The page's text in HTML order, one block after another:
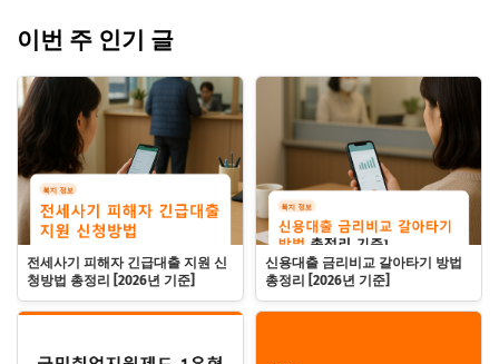
이번 주 인기 글
전세사기 피해자 긴급대출 지원 신
청방법 총정리 [2026년 기준]
신용대출 금리비교 갈아타기 방법
총정리 [2026년 기준]